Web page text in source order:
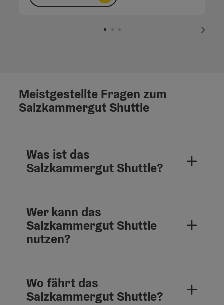
Meistgestellte Fragen zum
Salzkammergut Shuttle
Was ist das
Salzkammergut Shuttle?
Wer kann das
Salzkammergut Shuttle
nutzen?
Wo fährt das
Salzkammergut Shuttle?